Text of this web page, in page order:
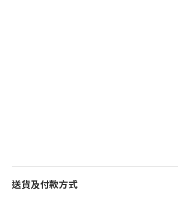
送貨及付款方式